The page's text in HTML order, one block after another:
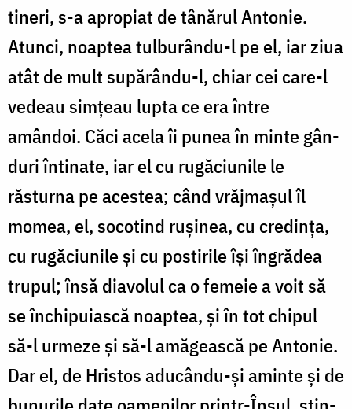
tineri, s-a apropiat de tânărul Antonie.
Atunci, noaptea tul­burându-l pe el, iar ziua
atât de mult supărându-l, chiar cei care-l
vedeau simțeau lupta ce era între
amândoi. Căci acela îi punea în minte gân­
duri în­tinate, iar el cu rugă­ciu­nile le
răsturna pe acestea; când vrăj­mașul îl
momea, el, so­co­tind rușinea, cu cre­dința,
cu ru­gă­ciunile și cu postirile își în­grădea
trupul; însă diavolul ca o femeie a voit să
se închi­puiască noap­tea, și în tot chipul
să-l ur­meze și să-l amă­geas­că pe Antonie.
Dar el, de Hristos adu­cân­du-și aminte și de